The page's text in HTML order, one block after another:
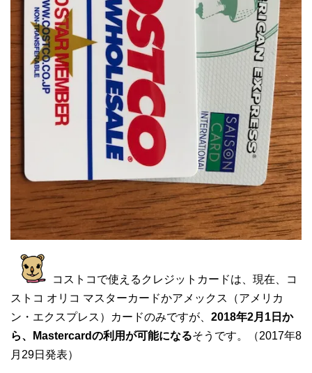
コストコで使えるクレジットカードは、現在、コ
ストコ オリコ マスターカードかアメックス（アメリカ
ン・エクスプレス）カードのみですが、 2018年2月1日か
ら、Mastercardの利用が可能になるそうです。（2017年8
月29日発表）